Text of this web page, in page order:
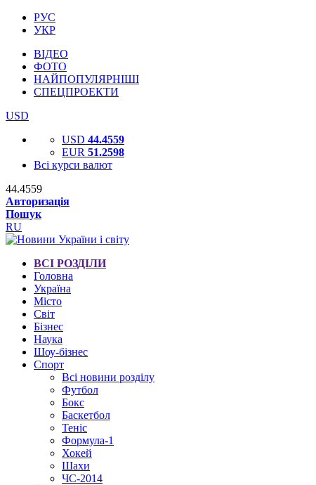
РУС
УКР
ВІДЕО
ФОТО
НАЙПОПУЛЯРНІШІ
СПЕЦПРОЕКТИ
USD
USD 44.4559
EUR 51.2598
Всі курси валют
44.4559
Авторизація
Пошук
RU
ВСІ РОЗДІЛИ
Головна
Україна
Місто
Світ
Бізнес
Наука
Шоу-бізнес
Спорт
Всі новини розділу
Футбол
Бокс
Баскетбол
Теніс
Формула-1
Хокей
Шахи
ЧС-2014